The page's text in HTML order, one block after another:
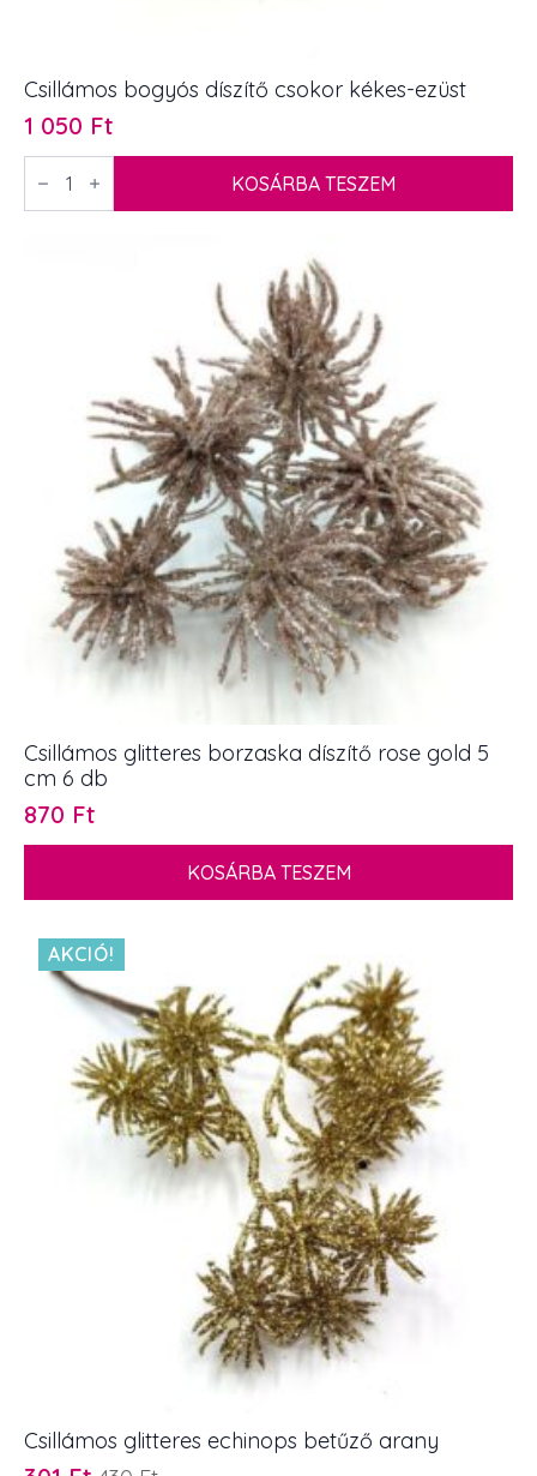
Csillámos bogyós díszítő csokor kékes-ezüst
1 050 Ft
Csillámos
bogyós
KOSÁRBA TESZEM
Csillámos glitteres borzaska díszítő rose gold 5
cm 6 db
870 Ft
KOSÁRBA TESZEM
AKCIÓ!
Csillámos glitteres echinops betűző arany